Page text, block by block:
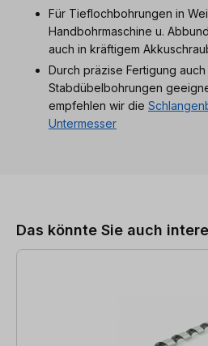
Für Tieflochbohrungen in
Handbohrmaschine u.
auch in kräftigem
Durch präzise Fertigung
Stabdübelbohrungen
empfehlen wir die
Untermesser
Das könnte Sie auch